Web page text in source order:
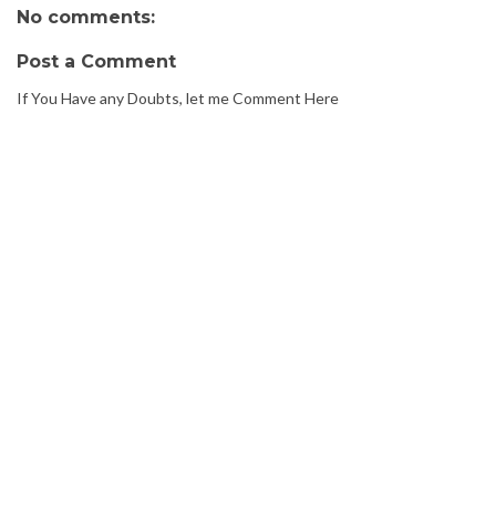
No comments:
Post a Comment
If You Have any Doubts, let me Comment Here